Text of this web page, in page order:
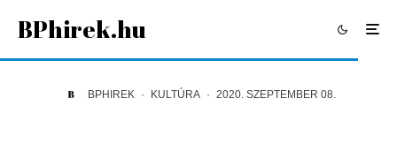
BPhirek.hu
BPHIREK · KULTÚRA · 2020. SZEPTEMBER 08.